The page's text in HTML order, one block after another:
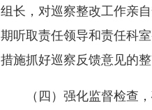
组长，对巡察整改工作亲
期听取责任领导和责任科
措施抓好巡察反馈意见的整
（四）强化监督检查，